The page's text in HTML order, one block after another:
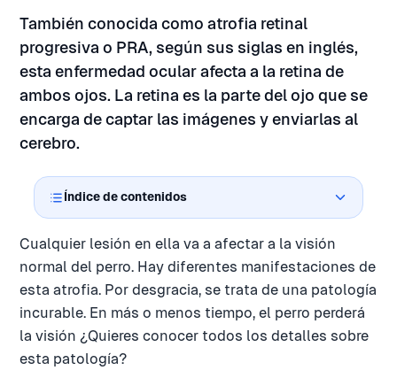
También conocida como atrofia retinal
progresiva o PRA, según sus siglas en inglés,
esta enfermedad ocular afecta a la retina de
ambos ojos. La retina es la parte del ojo que se
encarga de captar las imágenes y enviarlas al
cerebro.
Índice de contenidos
Cualquier lesión en ella va a afectar a la visión
normal del perro. Hay diferentes manifestaciones de
esta atrofia. Por desgracia, se trata de una patología
incurable. En más o menos tiempo, el perro perderá
la visión ¿Quieres conocer todos los detalles sobre
esta patología?